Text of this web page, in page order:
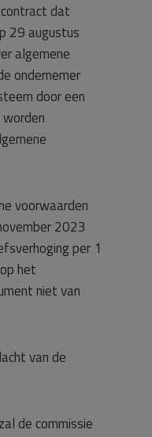
dat
29 augustus
algemene
ondernemer
door een
voorwaarden
2023
per 1
het
niet van
van de
de commissie